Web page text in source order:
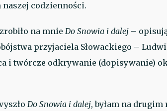
naszej codzienności.
na mnie Do Snowia i dalej –
przyjaciela Słowackiego –
i twórcze odkrywanie (dopisywanie)
Do Snowia i dalej, byłam na